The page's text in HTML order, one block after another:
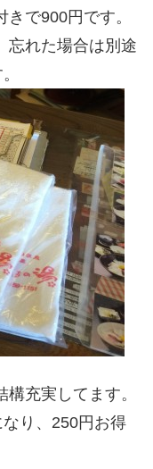
で900円です。
忘れた場合は別途
充実してます。
り、250円お得